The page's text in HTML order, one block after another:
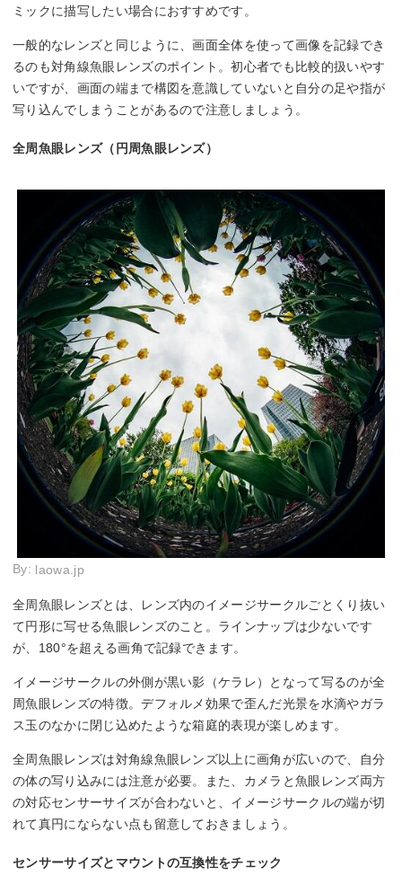
ミックに描写したい場合におすすめです。
一般的なレンズと同じように、画面全体を使って画像を記録でき
るのも対角線魚眼レンズのポイント。初心者でも比較的扱いやす
いですが、画面の端まで構図を意識していないと自分の足や指が
写り込んでしまうことがあるので注意しましょう。
全周魚眼レンズ（円周魚眼レンズ）
By: laowa.jp
全周魚眼レンズとは、レンズ内のイメージサークルごとくり抜い
て円形に写せる魚眼レンズのこと。ラインナップは少ないです
が、180°を超える画角で記録できます。
イメージサークルの外側が黒い影（ケラレ）となって写るのが全
周魚眼レンズの特徴。デフォルメ効果で歪んだ光景を水滴やガラ
ス玉のなかに閉じ込めたような箱庭的表現が楽しめます。
全周魚眼レンズは対角線魚眼レンズ以上に画角が広いので、自分
の体の写り込みには注意が必要。また、カメラと魚眼レンズ両方
の対応センサーサイズが合わないと、イメージサークルの端が切
れて真円にならない点も留意しておきましょう。
センサーサイズとマウントの互換性をチェック